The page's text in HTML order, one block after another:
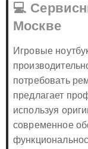
💻
Москве
Игровые
потребовать
предлагает
используя
современное